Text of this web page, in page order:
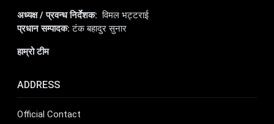
अध्यक्ष / प्रवन्ध निर्देशक:विमल भट्टराई
प्रधान सम्पादक:टंक बहादुर सुनार
हाम्रो टीम
ADDRESS
Official Contact